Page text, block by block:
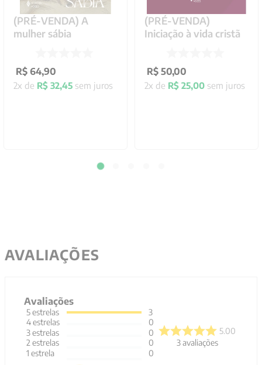
(PRÉ-VENDA) A
mulher sábia
R$ 64,90
2x de R$ 32,45 sem juros
(PRÉ-VENDA)
Iniciação à vida cristã
R$ 50,00
2x de R$ 25,00 sem juros
AVALIAÇÕES
Avaliações
5estrelas
4estrelas
3estrelas
2 estrelas
1 estrela
3
0
0
0
0
5.00
3avaliações